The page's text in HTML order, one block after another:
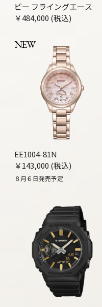
ピー フライングエース
￥484,000 (税込)
NEW
EE1004-81N
￥143,000 (税込)
８月６日発売予定